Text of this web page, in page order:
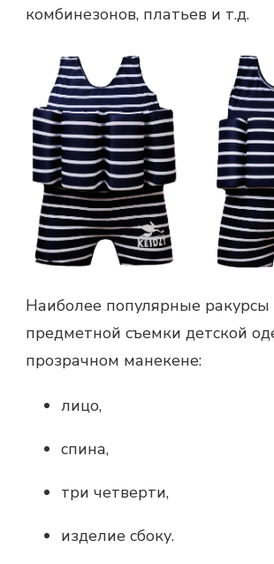
комбинезонов, платьев и т.д.
Наиболее популярные ракурсы
предметной съемки детской
прозрачном манекене:
лицо,
спина,
три четверти,
изделие сбоку.